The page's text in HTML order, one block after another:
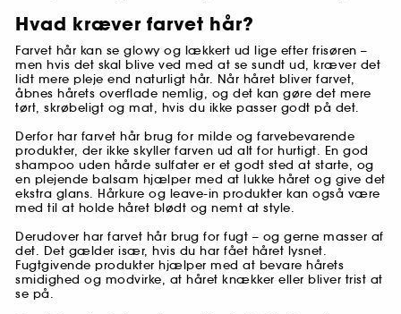
Hvad kræver farvet hår?
Farvet hår kan se glowy og lækkert ud lige efter frisøren –
men hvis det skal blive ved med at se sundt ud, kræver det
lidt mere pleje end naturligt hår. Når håret bliver farvet,
åbnes hårets overflade nemlig, og det kan gøre det mere
tørt, skrøbeligt og mat, hvis du ikke passer godt på det.
Derfor har farvet hår brug for milde og farvebevarende
produkter, der ikke skyller farven ud alt for hurtigt. En god
shampoo uden hårde sulfater er et godt sted at starte, og
en plejende balsam hjælper med at lukke håret og give det
ekstra glans. Hårkure og leave-in produkter kan også være
med til at holde håret blødt og nemt at style.
Derudover har farvet hår brug for fugt – og gerne masser af
det. Det gælder især, hvis du har fået håret lysnet.
Fugtgivende produkter hjælper med at bevare hårets
smidighed og modvirke, at håret knækker eller bliver trist at
se på.